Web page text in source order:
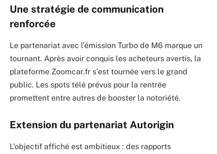
Une stratégie de communication
renforcée
Le partenariat avec l’émission Turbo de M6 marque un
tournant. Après avoir conquis les acheteurs avertis, la
plateforme Zoomcar.fr s’est tournée vers le grand
public. Les spots télé prévus pour la rentrée
promettent entre autres de booster la notoriété.
Extension du partenariat Autorigin
L’objectif affiché est ambitieux : des rapports